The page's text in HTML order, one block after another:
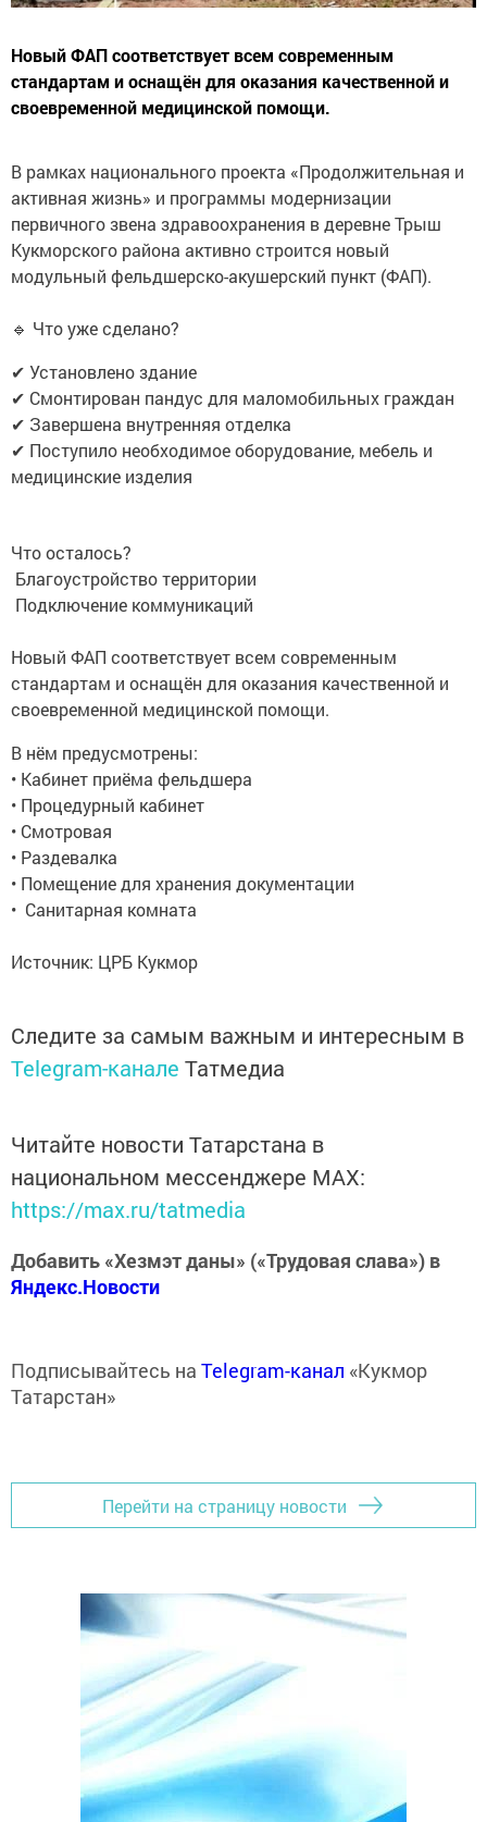
Новый ФАП соответствует всем современным
стандартам и оснащён для оказания качественной и
своевременной медицинской помощи.
В рамках национального проекта «Продолжительная и
активная жизнь» и программы модернизации
первичного звена здравоохранения в деревне Трыш
Кукморского района активно строится новый
модульный фельдшерско-акушерский пункт (ФАП).
🔹 Что уже сделано?
✔ Установлено здание
✔ Смонтирован пандус для маломобильных граждан
✔ Завершена внутренняя отделка
✔ Поступило необходимое оборудование, мебель и
медицинские изделия
Что осталось?
Благоустройство территории
Подключение коммуникаций
Новый ФАП соответствует всем современным
стандартам и оснащён для оказания качественной и
своевременной медицинской помощи.
В нём предусмотрены:
• Кабинет приёма фельдшера
• Процедурный кабинет
• Смотровая
• Раздевалка
• Помещение для хранения документации
• Санитарная комната
Источник: ЦРБ Кукмор
Следите за самым важным и интересным в
Telegram-канале Татмедиа
Читайте новости Татарстана в
национальном мессенджере MАХ:
https://max.ru/tatmedia
Добавить «Хезмэт даны» («Трудовая слава») в
Яндекс.Новости
Подписывайтесь на Telegram-канал «Кукмор
Татарстан»
Перейти на страницу новости